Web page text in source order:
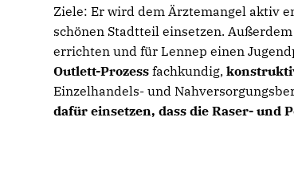
Ziele: Er wird dem Ärztemangel aktiv
schönen Stadtteil einsetzen.
errichten und für Lennep einen
Outlett-Prozess fachkundig,
Einzelhandels- und
dafür einsetzen, dass die Raser- und